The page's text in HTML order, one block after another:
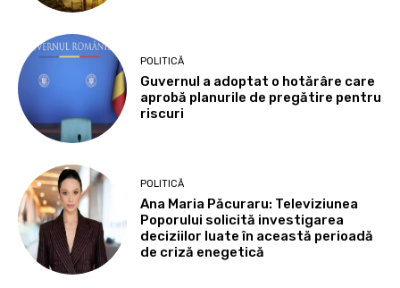
POLITICĂ
Guvernul a adoptat o hotărâre care
aprobă planurile de pregătire pentru
riscuri
POLITICĂ
Ana Maria Păcuraru: Televiziunea
Poporului solicită investigarea
deciziilor luate în această perioadă
de criză enegetică